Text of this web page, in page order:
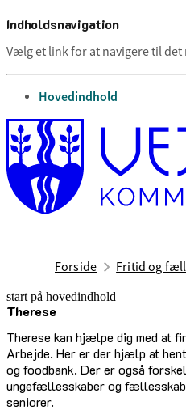
Indholdsnavigation
Vælg et link for at navigere til
gå til
Hovedindhold
Forside Fritid og
start på hovedindhold
Therese
Therese kan hjælpe dig med at
Arbejde. Her er der hjælp at
og foodbank. Der er også
ungefællesskaber og
seniorer.
senest opdateret 23. juni 2026